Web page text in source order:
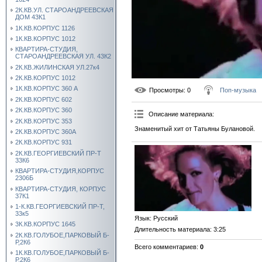
2К.КВ.УЛ. СТАРОАНДРЕЕВСКАЯ
ДОМ 43К1
1К.КВ.КОРПУС 1126
1К.КВ.КОРПУС 1012
КВАРТИРА-СТУДИЯ,
СТАРОАНДРЕЕВСКАЯ УЛ. 43К2
2К.КВ.ЖИЛИНСКАЯ УЛ.27к4
2К.КВ.КОРПУС 1012
1К.КВ.КОРПУС 360 А
2К.КВ.КОРПУС 602
2К.КВ.КОРПУС 360
2К.КВ.КОРПУС 353
2К.КВ.КОРПУС 360А
2К.КВ.КОРПУС 931
2К.КВ.ГЕОРГИЕВСКИЙ ПР-Т
33К6
КВАРТИРА-СТУДИЯ,КОРПУС
2306Б
КВАРТИРА-СТУДИЯ, КОРПУС
37К1
1-К.КВ.ГЕОРГИЕВСКИЙ ПР-Т,
33к5
3К.КВ.КОРПУС 1645
2К.КВ.ГОЛУБОЕ,ПАРКОВЫЙ Б-
Р,2К6
1К.КВ.ГОЛУБОЕ,ПАРКОВЫЙ Б-
Р,2К6
Просмотры: 0 Поп-музыка
Описание материала:
Знаменитый хит от Татьяны Булановой.
Язык: Русский
Длительность материала: 3:25
Всего комментариев: 0